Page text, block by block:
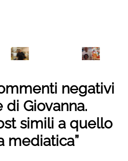
negativi
Giovanna.
simili a quello
mediatica”